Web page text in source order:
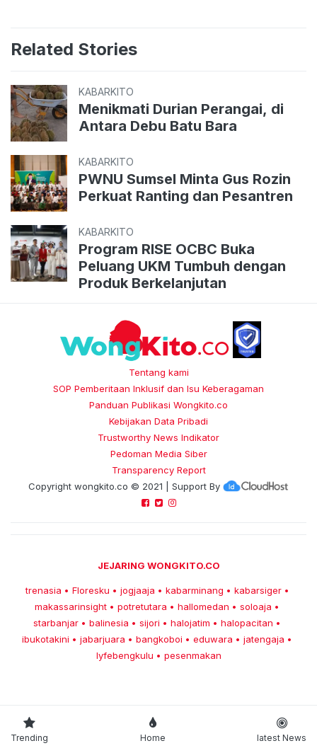
Related Stories
KABARKITO
Menikmati Durian Perangai, di
Antara Debu Batu Bara
KABARKITO
PWNU Sumsel Minta Gus Rozin
Perkuat Ranting dan Pesantren
KABARKITO
Program RISE OCBC Buka
Peluang UKM Tumbuh dengan
Produk Berkelanjutan
Tentang kami
SOP Pemberitaan Inklusif dan Isu Keberagaman
Panduan Publikasi Wongkito.co
Kebijakan Data Pribadi
Trustworthy News Indikator
Pedoman Media Siber
Transparency Report
Copyright wongkito.co © 2021 | Support By
JEJARING WONGKITO.CO
trenasia • Floresku • jogjaaja • kabarminang • kabarsiger •
makassarinsight • potretutara • hallomedan • soloaja •
starbanjar • balinesia • sijori • halojatim • halopacitan •
ibukotakini • jabarjuara • bangkoboi • eduwara • jatengaja •
lyfebengkulu • pesenmakan
Trending Home latest News